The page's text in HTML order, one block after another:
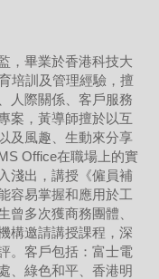
，畢業於香港科技大
培訓及管理經驗，擅
人際關係、客戶服務
案，黃導師擅於以互
及風趣、生動來分享
Office在職場上的實
淺出，講授《僱員補
容易掌握和應用於工
曾多次獲商務團體、
構邀請講授課程，深
。客戶包括：富士電
、綠色和平、香港明